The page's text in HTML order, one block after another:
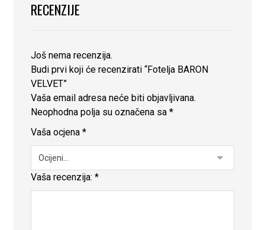
RECENZIJE
Još nema recenzija.
Budi prvi koji će recenzirati “Fotelja BARON
VELVET”
Vaša email adresa neće biti objavljivana.
Neophodna polja su označena sa*
Vaša ocjena*
Vaša recenzija:*